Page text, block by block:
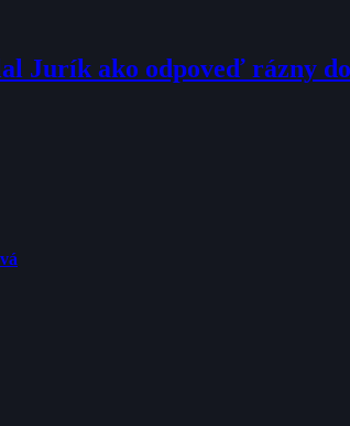
Jurík ako odpoveď rázny